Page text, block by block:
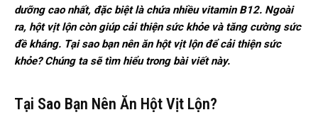
dưỡng cao nhất, đặc biệt là chứa nhiều vitamin B12. Ngoài
ra, hột vịt lộn còn giúp cải thiện sức khỏe và tăng cường sức
đề kháng. Tại sao bạn nên ăn hột vịt lộn để cải thiện sức
khỏe? Chúng ta sẽ tìm hiểu trong bài viết này.
Tại Sao Bạn Nên Ăn Hột Vịt Lộn?